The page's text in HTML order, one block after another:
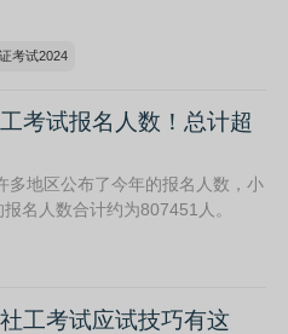
考试2024
考试报名人数！总计超
多地区公布了今年的报名人数，小
名人数合计约为807451人。
工考试应试技巧有这